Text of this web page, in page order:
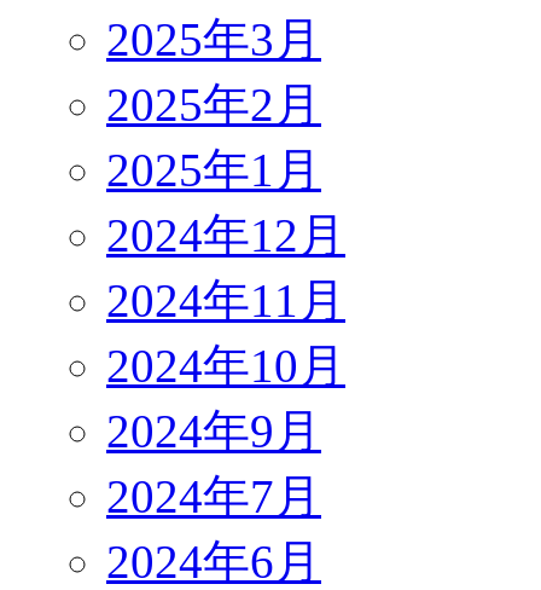
2025年3月
2025年2月
2025年1月
2024年12月
2024年11月
2024年10月
2024年9月
2024年7月
2024年6月